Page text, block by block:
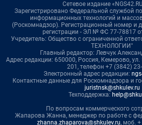
Сетевое издание
Зарегистрировано Федеральной службой
информационных технологий и
(Роскомнадзор). Регистрационный номер и
регистрации - ЭЛ № ФС 77-78817
Учредитель: Общество с ограниченной
ТЕХНОЛОГИИ"
Главный редактор: Левчук
Адрес редакции: 650000, Россия, Кемерово,
201, телефон +7 (3842)
Электронный адрес редакции:
Контактные данные для Роскомнадзора и
juristnsk@shkulev.ru
Техподдержка:
По вопросам коммерческого
Жапарова Жанна, менеджер по работе с
zhanna.zhaparova@shkulev.ru, моб.